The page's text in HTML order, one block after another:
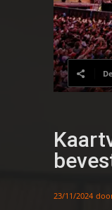
23/11/2024